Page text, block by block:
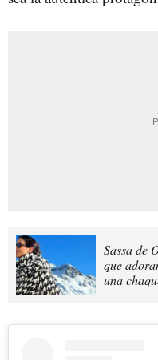
Sassa de
que
una